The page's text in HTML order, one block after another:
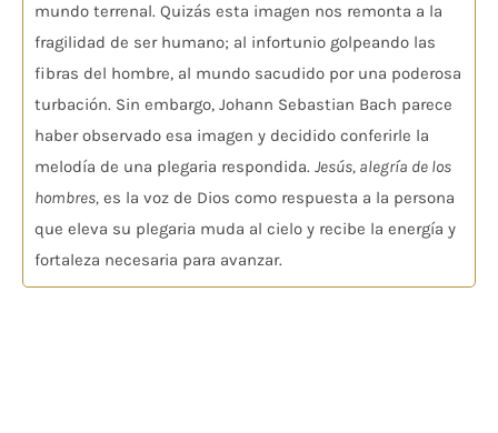
mundo terrenal. Quizás esta imagen nos remonta a la
fragilidad de ser humano; al infortunio golpeando las
fibras del hombre, al mundo sacudido por una poderosa
turbación. Sin embargo, Johann Sebastian Bach parece
haber observado esa imagen y decidido conferirle la
melodía de una plegaria respondida. Jesús, alegría de los
hombres, es la voz de Dios como respuesta a la persona
que eleva su plegaria muda al cielo y recibe la energía y
fortaleza necesaria para avanzar.